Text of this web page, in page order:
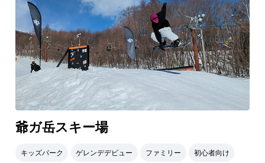
爺ガ岳スキー場
キッズパーク ゲレンデデビュー ファミリー 初心者向け